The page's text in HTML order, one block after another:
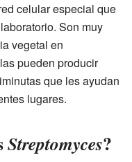
celular especial que
Son muy
vegetal en
pueden producir
que les ayudan
lugares.
Streptomyces?